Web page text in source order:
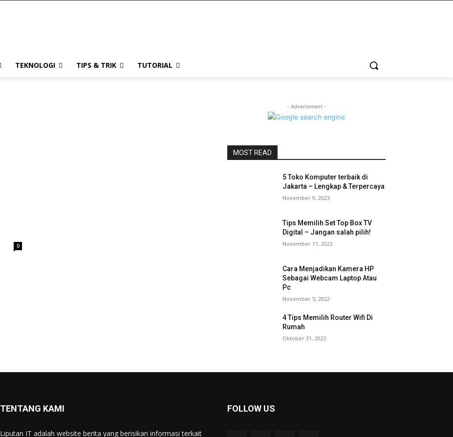
TEKNOLOGI TIPS & TRIK TUTORIAL
0
- Advertisment -
MOST READ
5 Toko Komputer terbaik di
Jakarta – Lengkap & Terpercaya
November 9, 2023
Tips Memilih Set Top Box TV
Digital – Jangan salah pilih!
November 11, 2022
Cara Menjadikan Kamera HP
Sebagai Webcam Laptop Atau
Pc
November 5, 2022
4 Tips Memilih Router Wifi Di
Rumah
Oktober 31, 2022
TENTANG KAMI
Liputan IT adalah website berita yang berisikan informasi terkait
FOLLOW US